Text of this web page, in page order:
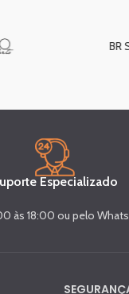
BR
Especializado
às 18:00 ou pelo